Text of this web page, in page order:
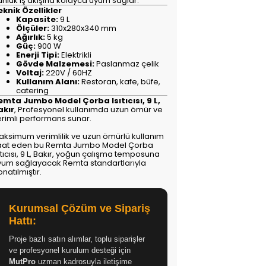
Özellikler
Kapasite:9 L
Ölçüler:310x280x340 mm
Ağırlık:5 kg
Güç:900 W
Enerji Tipi:Elektrikli
Gövde Malzemesi:Paslanmaz çelik
Voltaj:220V / 60HZ
Kullanım Alanı:Restoran, kafe, büfe,
catering
Jumbo Model Çorba Isıtıcısı, 9 L,
, Profesyonel kullanımda uzun ömür ve
performans sunar.
verimlilik ve uzun ömürlü kullanım
eden bu Remta Jumbo Model Çorba
9 L, Bakır, yoğun çalışma temposuna
sağlayacak Remta standartlarıyla
Kurumsal Çözüm ve Sipariş
Hattı:
Proje bazlı satın alımlar, toplu siparişler
ve profesyonel kurulum desteği için
MutPro uzman kadrosuyla iletişime